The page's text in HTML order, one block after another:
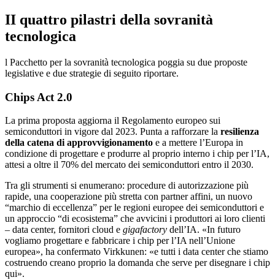
II quattro pilastri della sovranità
tecnologica
l Pacchetto per la sovranità tecnologica poggia su due proposte
legislative e due strategie di seguito riportare.
Chips Act 2.0
La prima proposta aggiorna il Regolamento europeo sui
semiconduttori in vigore dal 2023. Punta a rafforzare la resilienza
della catena di approvvigionamento e a mettere l’Europa in
condizione di progettare e produrre al proprio interno i chip per l’IA,
attesi a oltre il 70% del mercato dei semiconduttori entro il 2030.
Tra gli strumenti si enumerano: procedure di autorizzazione più
rapide, una cooperazione più stretta con partner affini, un nuovo
“marchio di eccellenza” per le regioni europee dei semiconduttori e
un approccio “di ecosistema” che avvicini i produttori ai loro clienti
– data center, fornitori cloud e gigafactory dell’IA. «In futuro
vogliamo progettare e fabbricare i chip per l’IA nell’Unione
europea», ha confermato Virkkunen: «e tutti i data center che stiamo
costruendo creano proprio la domanda che serve per disegnare i chip
qui».